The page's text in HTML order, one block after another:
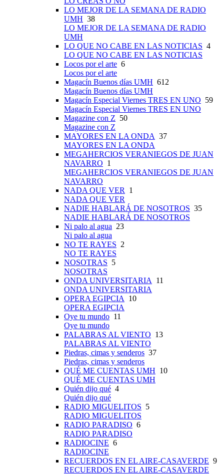
LO MEJOR DE LA SEMANA DE RADIO
UMH 38
LO MEJOR DE LA SEMANA DE RADIO
UMH
LO QUE NO CABE EN LAS NOTICIAS 4
LO QUE NO CABE EN LAS NOTICIAS
Locos por el arte 6
Locos por el arte
Magacín Buenos días UMH 612
Magacín Buenos días UMH
Magacín Especial Viernes TRES EN UNO 59
Magacín Especial Viernes TRES EN UNO
Magazine con Z 50
Magazine con Z
MAYORES EN LA ONDA 37
MAYORES EN LA ONDA
MEGAHERCIOS VERANIEGOS DE JUAN
NAVARRO 1
MEGAHERCIOS VERANIEGOS DE JUAN
NAVARRO
NADA QUE VER
1
NADA QUE VER
NADIE HABLARÁ DE NOSOTROS 35
NADIE HABLARÁ DE NOSOTROS
Ni palo al agua 23
Ni palo al agua
NO TE RAYES 2
NO TE RAYES
NOSOTRAS 5
NOSOTRAS
ONDA UNIVERSITARIA
11
ONDA UNIVERSITARIA
OPERA EGIPCIA
10
OPERA EGIPCIA
Oye tu mundo 11
Oye tu mundo
PALABRAS AL VIENTO 13
PALABRAS AL VIENTO
Piedras, cimas y senderos 37
Piedras, cimas y senderos
QUÉ ME CUENTAS UMH 10
QUÉ ME CUENTAS UMH
Quién dijo qué 4
Quién dijo qué
RADIO MIGUELITOS 5
RADIO MIGUELITOS
RADIO PARADISO 6
RADIO PARADISO
RADIOCINE 6
RADIOCINE
RECUERDOS EN EL AIRE-CASAVERDE 9
RECUERDOS EN EL AIRE-CASAVERDE